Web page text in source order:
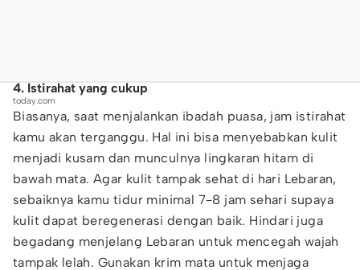
4. Istirahat yang cukup
today.com
Biasanya, saat menjalankan ibadah puasa, jam istirahat
kamu akan terganggu. Hal ini bisa menyebabkan kulit
menjadi kusam dan munculnya lingkaran hitam di
bawah mata. Agar kulit tampak sehat di hari Lebaran,
sebaiknya kamu tidur minimal 7-8 jam sehari supaya
kulit dapat beregenerasi dengan baik. Hindari juga
begadang menjelang Lebaran untuk mencegah wajah
tampak lelah. Gunakan krim mata untuk menjaga